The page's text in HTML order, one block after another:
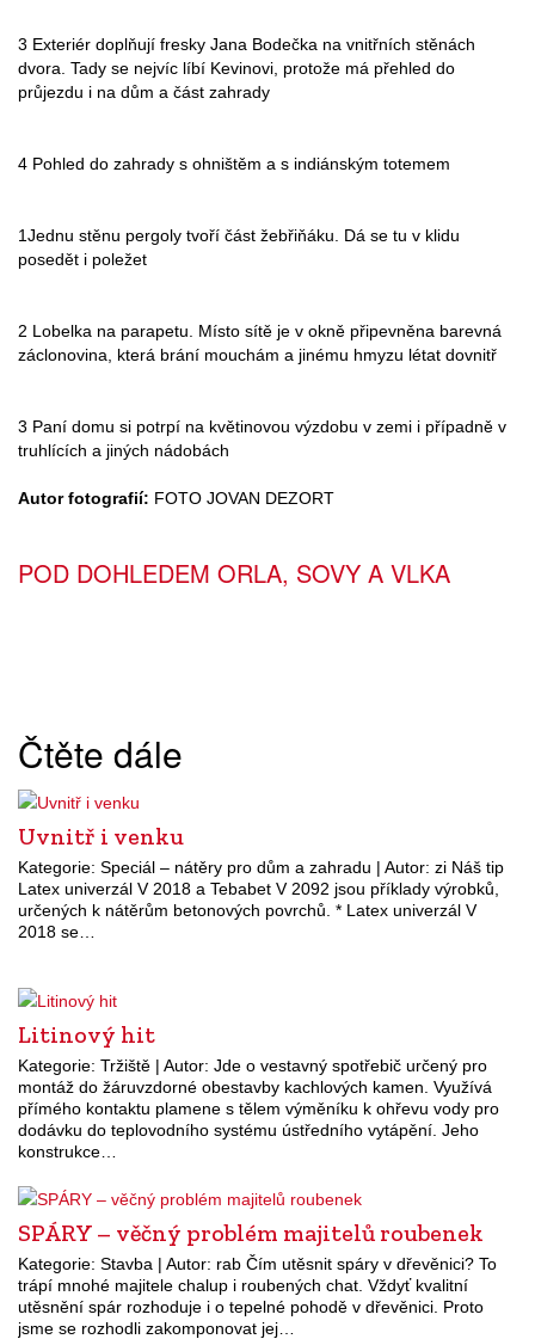
3 Exteriér doplňují fresky Jana Bodečka na vnitřních stěnách
dvora. Tady se nejvíc líbí Kevinovi, protože má přehled do
průjezdu i na dům a část zahrady
4 Pohled do zahrady s ohništěm a s indiánským totemem
1Jednu stěnu pergoly tvoří část žebřiňáku. Dá se tu v klidu
posedět i poležet
2 Lobelka na parapetu. Místo sítě je v okně připevněna barevná
záclonovina, která brání mouchám a jinému hmyzu létat dovnitř
3 Paní domu si potrpí na květinovou výzdobu v zemi i případně v
truhlících a jiných nádobách
Autor fotografií: FOTO JOVAN DEZORT
POD DOHLEDEM ORLA, SOVY A VLKA
Čtěte dále
Uvnitř i venku
Kategorie: Speciál – nátěry pro dům a zahradu | Autor: zi Náš tip
Latex univerzál V 2018 a Tebabet V 2092 jsou příklady výrobků,
určených k nátěrům betonových povrchů. * Latex univerzál V
2018 se…
Litinový hit
Kategorie: Tržiště | Autor: Jde o vestavný spotřebič určený pro
montáž do žáruvzdorné obestavby kachlových kamen. Využívá
přímého kontaktu plamene s tělem výměníku k ohřevu vody pro
dodávku do teplovodního systému ústředního vytápění. Jeho
konstrukce…
SPÁRY – věčný problém majitelů roubenek
Kategorie: Stavba | Autor: rab Čím utěsnit spáry v dřevěnici? To
trápí mnohé majitele chalup i roubených chat. Vždyť kvalitní
utěsnění spár rozhoduje i o tepelné pohodě v dřevěnici. Proto
jsme se rozhodli zakomponovat jej…